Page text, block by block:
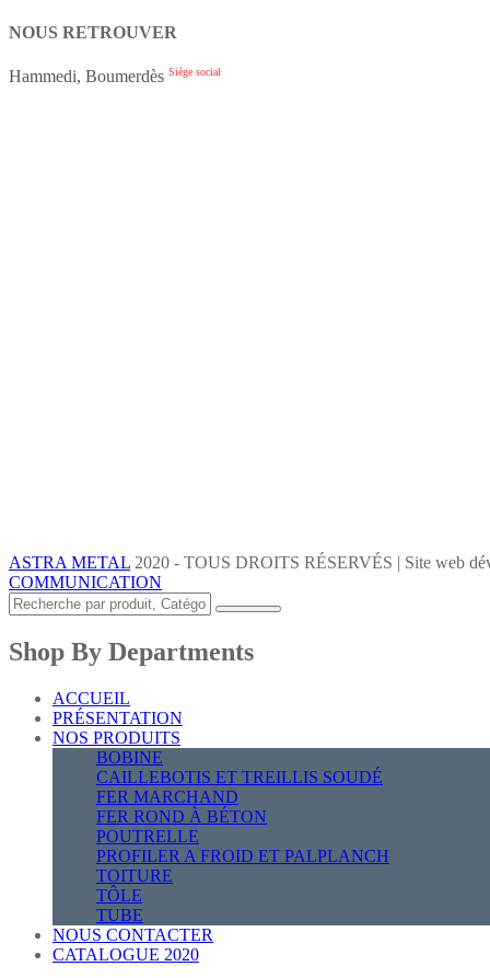
NOUS RETROUVER
Hammedi, Boumerdès Siège social
ASTRA METAL 2020 - TOUS DROITS RÉSERVÉS | Site web
COMMUNICATION
Shop By Departments
ACCUEIL
PRÉSENTATION
NOS PRODUITS
BOBINE
CAILLEBOTIS ET TREILLIS SOUDÉ
FER MARCHAND
FER ROND À BÉTON
POUTRELLE
PROFILER A FROID ET PALPLANCH
TOITURE
TÔLE
TUBE
NOUS CONTACTER
CATALOGUE 2020